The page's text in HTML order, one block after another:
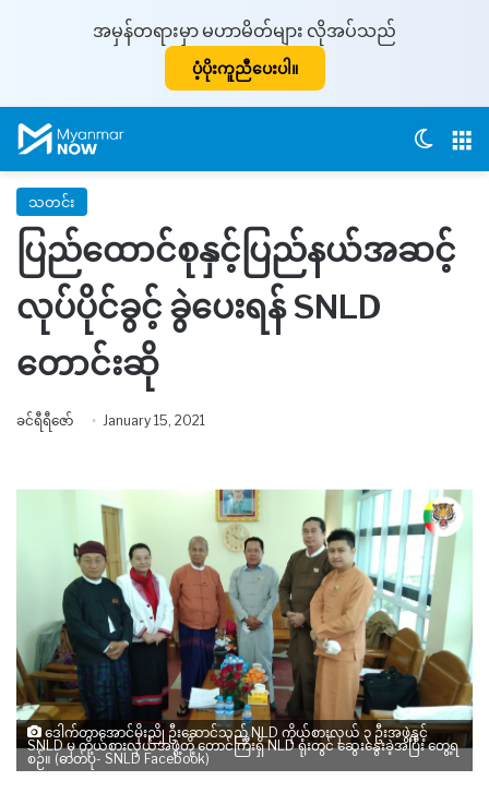
အမှန်တရားမှာ မဟာမိတ်များ လိုအပ်သည်
ပံ့ပိုးကူညီပေးပါ။
သတင်း
ပြည်ထောင်စုနှင့်ပြည်နယ်အဆင့်
လုပ်ပိုင်ခွင့် ခွဲပေးရန် SNLD
တောင်းဆို
ခင်ရီရီဇော် January 15, 2021
ဒေါက်တာအောင်မိုးညို ဦးဆောင်သည့် NLD ကိုယ်စားလှယ် ၃ ဦးအဖွဲ့နှင့်
SNLD မှ ကိုယ်စားလှယ်အဖွဲ့တို့ တောင်ကြီးရှိ NLD ရုံးတွင် ဆွေးနွေးခဲ့အပြီး တွေ့ရ
စဉ်။ (ဓာတ်ပုံ- SNLD Facebook)